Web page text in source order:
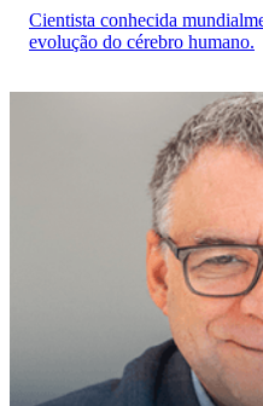
Cientista conhecida
evolução do cérebro humano.